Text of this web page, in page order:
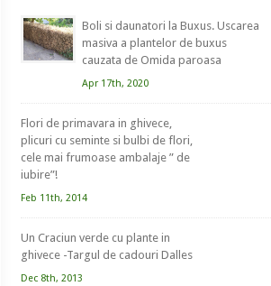
Boli si daunatori la Buxus. Uscarea
masiva a plantelor de buxus
cauzata de Omida paroasa
Apr 17th, 2020
Flori de primavara in ghivece,
plicuri cu seminte si bulbi de flori,
cele mai frumoase ambalaje ” de
iubire”!
Feb 11th, 2014
Un Craciun verde cu plante in
ghivece -Targul de cadouri Dalles
Dec 8th, 2013